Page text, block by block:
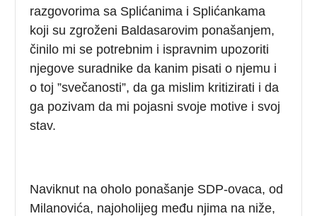
razgovorima sa Splićanima i Splićankama
koji su zgroženi Baldasarovim ponašanjem,
činilo mi se potrebnim i ispravnim upozoriti
njegove suradnike da kanim pisati o njemu i
o toj ”svečanosti”, da ga mislim kritizirati i da
ga pozivam da mi pojasni svoje motive i svoj
stav.
Naviknut na oholo ponašanje SDP-ovaca, od
Milanovića, najoholijeg među njima na niže,